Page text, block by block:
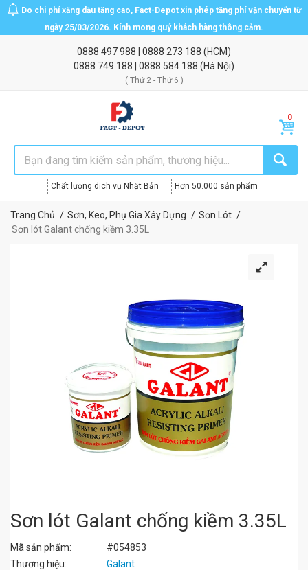
Do chi phí xăng dầu tăng cao, Fact-Depot xin phép tăng phí vận chuyển từ
ngày 25/03/2026. Kính mong quý khách hàng thông cảm.
0888 497 988 0888 273 188 (HCM)
0888 749 188
0888 584 188 (Hà Nội)
( Thứ 2 - Thứ 6 )
Chất lượng dịch vụ Nhật Bản Hơn 50.000 sản phẩm
Trang Chủ Sơn, Keo, Phụ Gia Xây Dựng
Sơn Lót
Sơn lót Galant chống kiềm 3.35L
Sơn lót Galant chống kiềm 3.35L
Mã sản phẩm:
#054853
Thương hiệu:
Galant